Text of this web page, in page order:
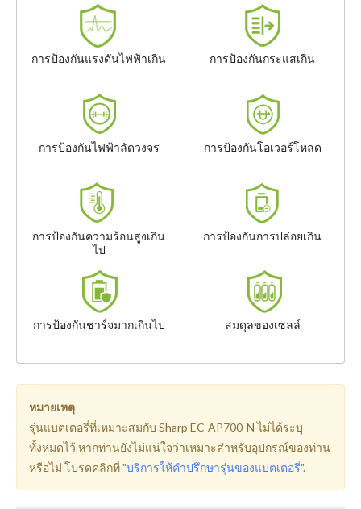
การป้องกันแรงดันไฟฟ้าเกิน การป้องกันกระแสเกิน
การป้องกันไฟฟ้าลัดวงจร การป้องกันโอเวอร์โหลด
การป้องกันความร้อนสูงเกิน
ไป
การป้องกันการปล่อยเกิน
การป้องกันชาร์จมากเกินไป สมดุลของเซลล์
หมายเหตุ
รุ่นแบตเตอรี่ที่เหมาะสมกับ Sharp EC-AP700-N ไม่ได้ระบุ
ทั้งหมดไว้ หากท่านยังไม่แน่ใจว่าเหมาะสำหรับอุปกรณ์ของท่าน
หรือไม่ โปรดคลิกที่"บริการให้คำปรึกษารุ่นของแบตเตอรี่".